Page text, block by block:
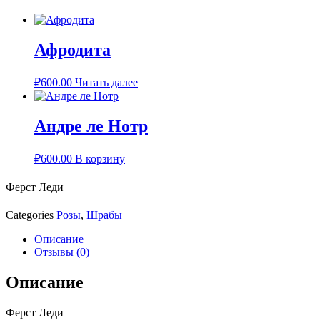
Афродита
₽600.00 Читать далее
Андре ле Нотр
₽600.00 В корзину
Ферст Леди
Categories Розы, Шрабы
Описание
Отзывы (0)
Описание
Ферст Леди